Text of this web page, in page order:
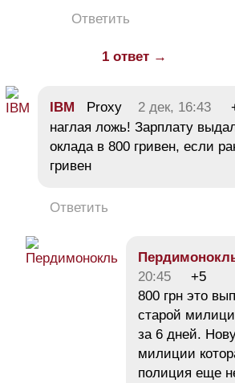
Ответить
1 ответ →
IBM Proxy 2 дек, 16:43
наглая ложь! Зарплату
оклада в 800 гривен, если
гривен
Ответить
20:45
+5
800 грн это
старой
за 6 дней.
милиции
полиция еще